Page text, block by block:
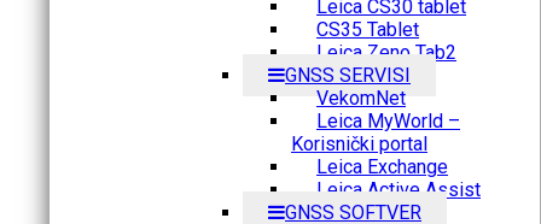
Leica CS30 tablet
CS35 Tablet
Leica Zeno Tab2
GNSS SERVISI
VekomNet
Leica MyWorld –
Korisnički portal
Leica Exchange
Leica Active Assist
GNSS SOFTVER